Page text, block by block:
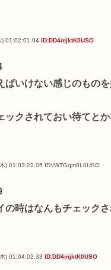
) 01:02:01.04 ID:DD4mjktK0USO
ばいけない感じのもの
ックされておい待てとか
) 01:03:23.05 ID:/WTGqm0L0USO
の時はなんもチェック
) 01:04:02.33 ID:DD4mjktK0USO